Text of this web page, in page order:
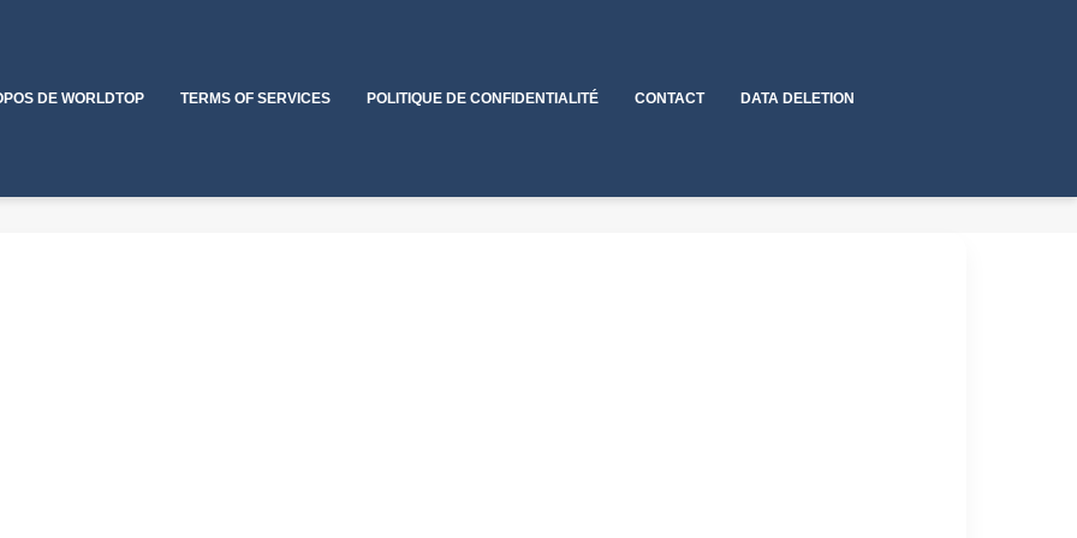
DE WORLDTOP TERMS OF SERVICES POLITIQUE DE CONFIDENTIALITÉ CONTACT DATA DELETION